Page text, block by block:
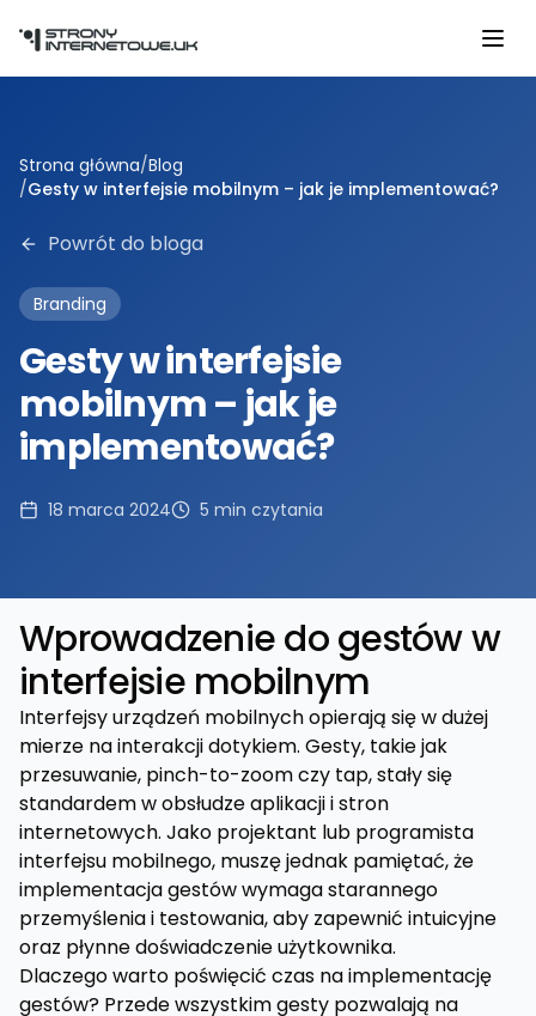
Strona główna/Blog
/Gesty w interfejsie mobilnym – jak je implementować?
Powrót do bloga
Branding
Gesty w interfejsie
mobilnym – jak je
implementować?
18 marca 2024 5 min czytania
Wprowadzenie do gestów w
interfejsie mobilnym
Interfejsy urządzeń mobilnych opierają się w dużej
mierze na interakcji dotykiem. Gesty, takie jak
przesuwanie, pinch-to-zoom czy tap, stały się
standardem w obsłudze aplikacji i stron
internetowych. Jako projektant lub programista
interfejsu mobilnego, muszę jednak pamiętać, że
implementacja gestów wymaga starannego
przemyślenia i testowania, aby zapewnić intuicyjne
oraz płynne doświadczenie użytkownika.
Dlaczego warto poświęcić czas na implementację
gestów? Przede wszystkim gesty pozwalają na